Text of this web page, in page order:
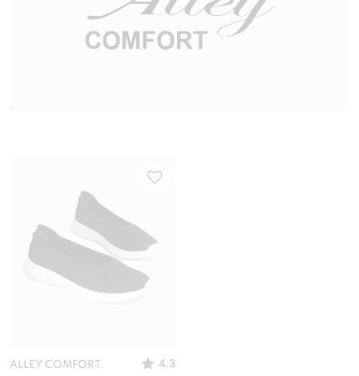
ALLEY COMFORT,
4.3